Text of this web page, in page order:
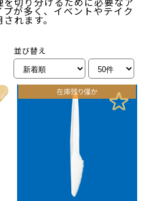
が多く、イベントやテイク
れます。
並び替え